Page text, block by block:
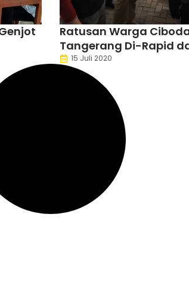
Ratusan Warga
Tangerang Di-Rapid
Test15 Juli 2020